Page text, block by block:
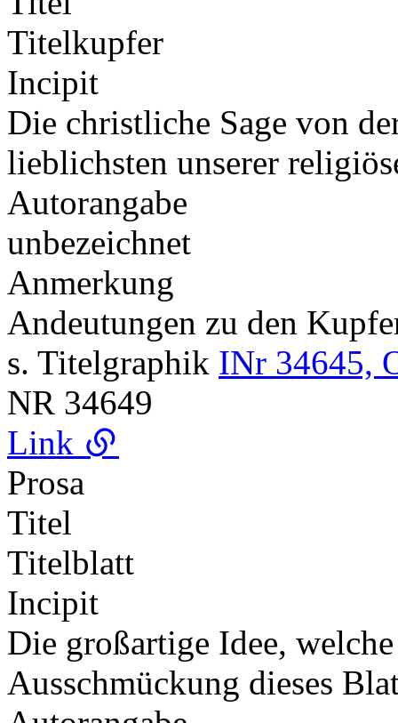
Titelkupfer
Incipit
Die christliche Sage von
lieblichsten unserer
Autorangabe
unbezeichnet
Anmerkung
Andeutungen zu den
s. Titelgraphik INr 34645,
NR 34649
Link
Prosa
Titel
Titelblatt
Incipit
Die großartige Idee,
Ausschmückung dieses